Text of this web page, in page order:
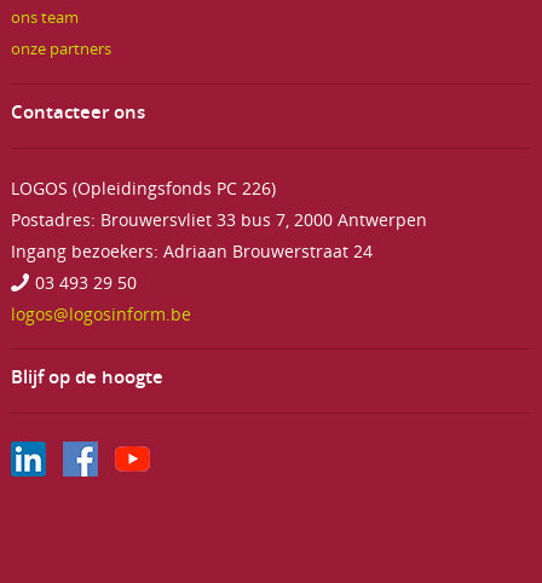
ons team
onze partners
Contacteer ons
LOGOS (Opleidingsfonds PC 226)
Postadres: Brouwersvliet 33 bus 7, 2000 Antwerpen
Ingang bezoekers: Adriaan Brouwerstraat 24
03 493 29 50
logos@logosinform.be
Blijf op de hoogte